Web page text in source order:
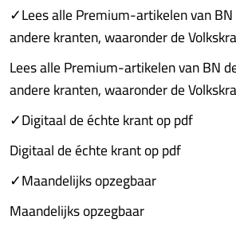
✓Lees alle Premium-artikelen van
andere kranten, waaronder de
Lees alle Premium-artikelen van BN
andere kranten, waaronder de
✓Digitaal de échte krant op pdf
Digitaal de échte krant op pdf
✓Maandelijks opzegbaar
Maandelijks opzegbaar